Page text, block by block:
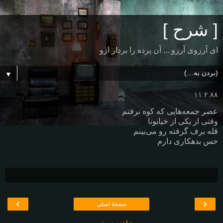
[ شرح ]
ای آرزوی آرزو ... آن پرده را بردار ازو
▼
۱۱.۲.۸۸
عصر جمعه‌هایی که کوه نرفتم
وقتی از یکی از خیابونا
قله برف گرفته رو می‌بینم
حس بدهکاری دارم
‹
› صفحهٔ اصلی